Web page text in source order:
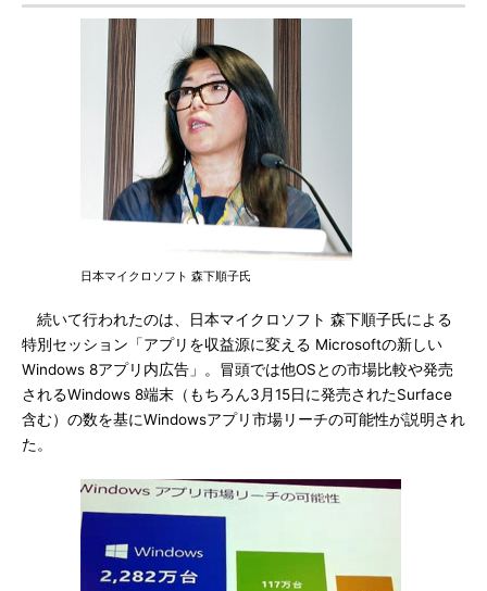
日本マイクロソフト 森下順子氏
続いて行われたのは、日本マイクロソフト 森下順子氏による
特別セッション「アプリを収益源に変える Microsoftの新しい
Windows 8アプリ内広告」。冒頭では他OSとの市場比較や発売
されるWindows 8端末（もちろん3月15日に発売されたSurface
含む）の数を基にWindowsアプリ市場リーチの可能性が説明され
た。